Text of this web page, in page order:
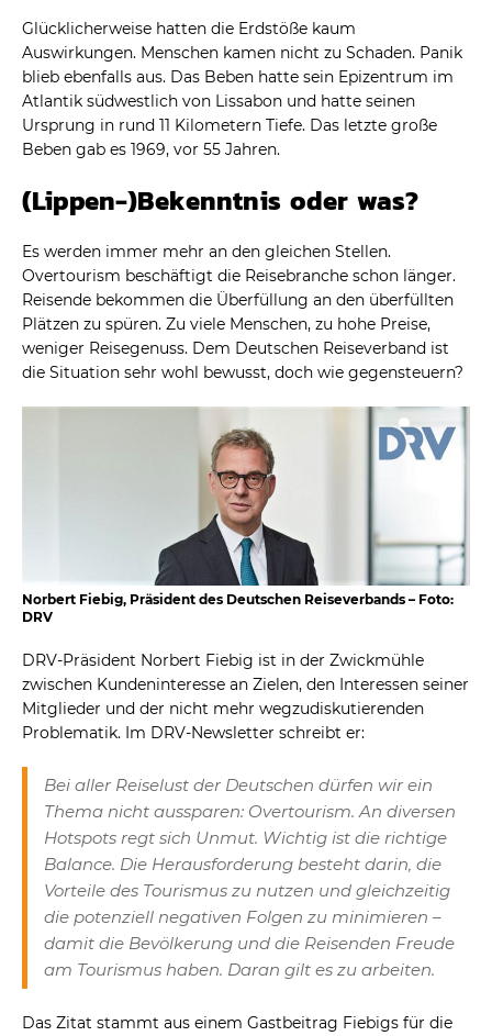
Glücklicherweise hatten die Erdstöße kaum
Auswirkungen. Menschen kamen nicht zu Schaden. Panik
blieb ebenfalls aus. Das Beben hatte sein Epizentrum im
Atlantik südwestlich von Lissabon und hatte seinen
Ursprung in rund 11 Kilometern Tiefe. Das letzte große
Beben gab es 1969, vor 55 Jahren.
(Lippen-)Bekenntnis oder was?
Es werden immer mehr an den gleichen Stellen.
Overtourism beschäftigt die Reisebranche schon länger.
Reisende bekommen die Überfüllung an den überfüllten
Plätzen zu spüren. Zu viele Menschen, zu hohe Preise,
weniger Reisegenuss. Dem Deutschen Reiseverband ist
die Situation sehr wohl bewusst, doch wie gegensteuern?
Norbert Fiebig, Präsident des Deutschen Reiseverbands – Foto:
DRV
DRV-Präsident Norbert Fiebig ist in der Zwickmühle
zwischen Kundeninteresse an Zielen, den Interessen seiner
Mitglieder und der nicht mehr wegzudiskutierenden
Problematik. Im DRV-Newsletter schreibt er:
Bei aller Reiselust der Deutschen dürfen wir ein
Thema nicht aussparen: Overtourism. An diversen
Hotspots regt sich Unmut. Wichtig ist die richtige
Balance. Die Herausforderung besteht darin, die
Vorteile des Tourismus zu nutzen und gleichzeitig
die potenziell negativen Folgen zu minimieren –
damit die Bevölkerung und die Reisenden Freude
am Tourismus haben. Daran gilt es zu arbeiten.
Das Zitat stammt aus einem Gastbeitrag Fiebigs für die